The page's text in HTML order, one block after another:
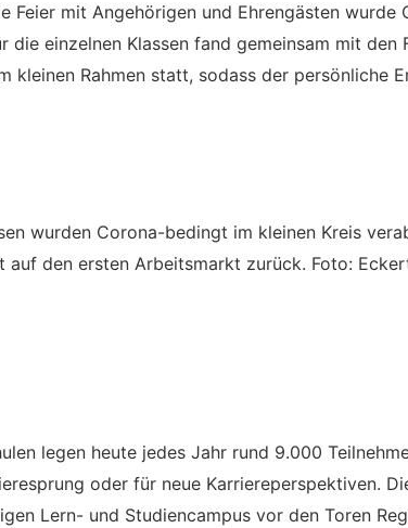
Feier mit Angehörigen und Ehrengästen
die einzelnen Klassen fand gemeinsam mit den
kleinen Rahmen statt, sodass der persönliche
wurden Corona-bedingt im kleinen Kreis
auf den ersten Arbeitsmarkt zurück. Foto:
legen heute jedes Jahr rund 9.000
oder für neue Karriereperspektiven.
Lern- und Studiencampus vor den Toren